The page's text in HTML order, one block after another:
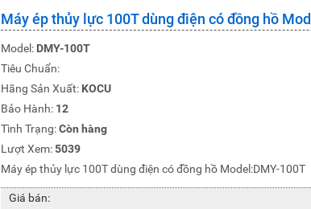
Máy ép thủy lực 100T dùng điện có đồng hồ
Model: DMY-100T
Tiêu Chuẩn:
Hãng Sản Xuất: KOCU
Bảo Hành: 12
Tình Trạng:Còn hàng
Lượt Xem:5039
Máy ép thủy lực 100T dùng điện có đồng hồ Model:DMY-100T
Giá bán: